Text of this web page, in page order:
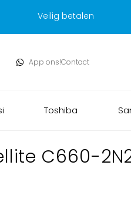
Veilig betalen
App ons!Contact
Toshiba
C660-